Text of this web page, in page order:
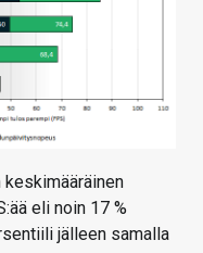
keskimääräinen
eli noin 17 %
jälleen samalla